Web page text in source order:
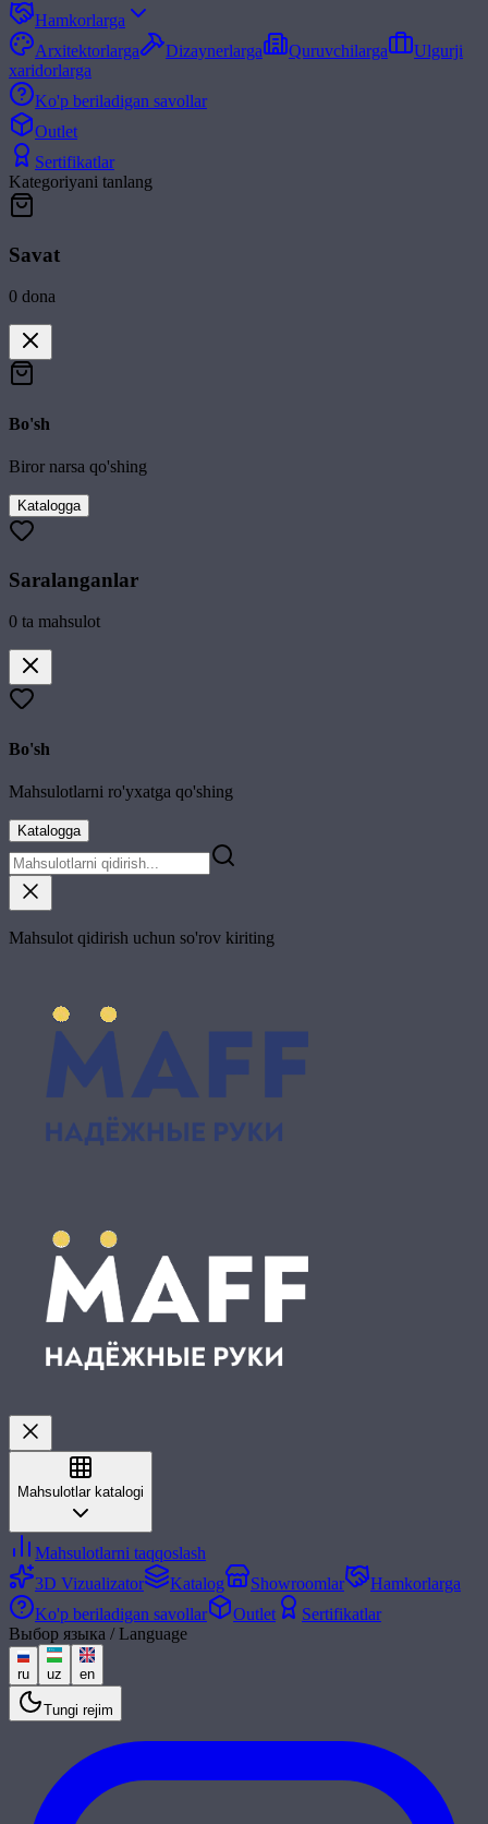
Hamkorlarga
Arxitektorlarga
Dizaynerlarga Quruvchilarga
Ulgurji
xaridorlarga
Ko'p beriladigan savollar
Outlet
Sertifikatlar
Kategoriyani tanlang
Savat
0 dona
Bo'sh
Biror narsa qo'shing
Katalogga
Saralanganlar
0 ta mahsulot
Bo'sh
Mahsulotlarni ro'yxatga qo'shing
Katalogga
Mahsulot qidirish uchun so'rov kiriting
Mahsulotlar katalogi
Mahsulotlarni taqqoslash
3D Vizualizator
Katalog Showroomlar
Hamkorlarga
Ko'p beriladigan savollar
Outlet
Sertifikatlar
Выбор языка / Language
ru uz en
Tungi rejim